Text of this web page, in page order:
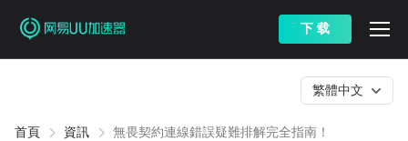
下 载
首頁 資訊 無畏契約連線錯誤疑難排解完全指南！
繁體中文